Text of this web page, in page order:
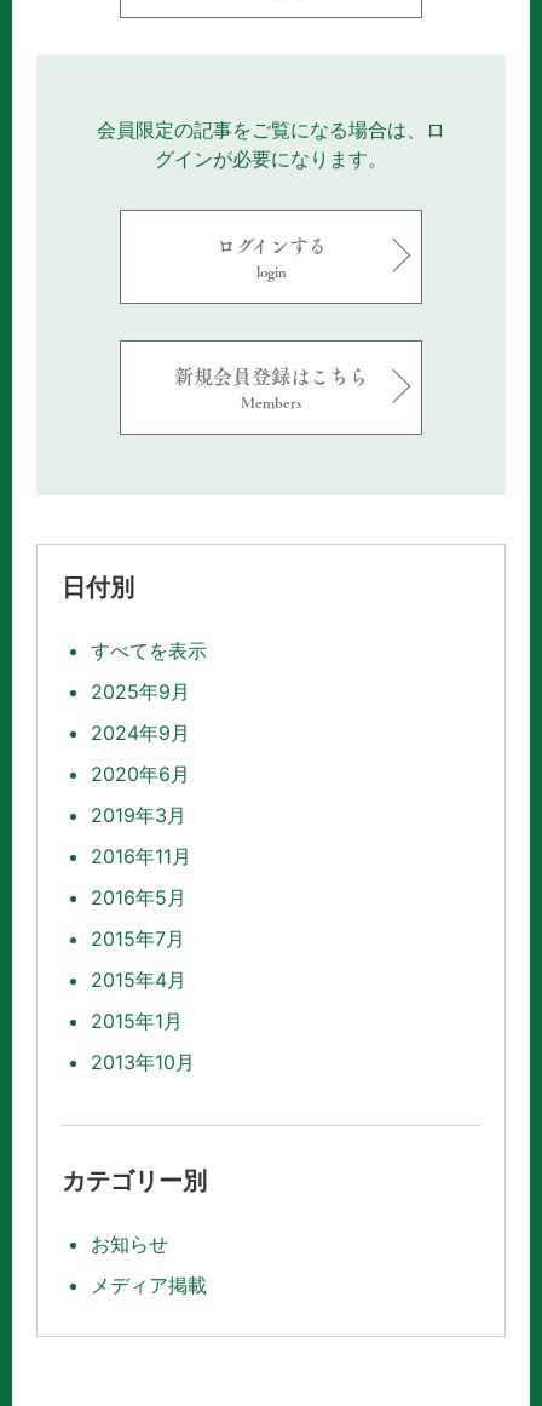
会員限定の記事をご覧になる場合は、ロ
グインが必要になります。
ログインする
login
新規会員登録はこちら
Members
日付別
すべてを表示
2025年9月
2024年9月
2020年6月
2019年3月
2016年11月
2016年5月
2015年7月
2015年4月
2015年1月
2013年10月
カテゴリー別
お知らせ
メディア掲載